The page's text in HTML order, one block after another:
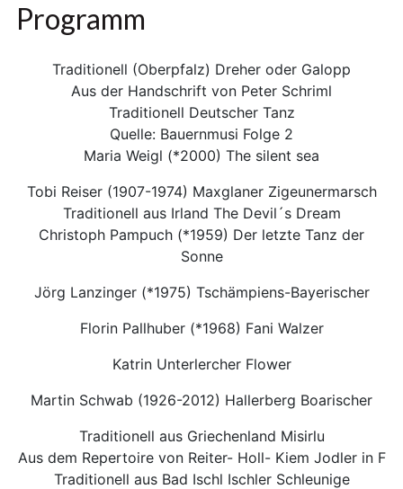
Programm
Traditionell (Oberpfalz) Dreher oder Galopp
Aus der Handschrift von Peter Schriml
Traditionell Deutscher Tanz
Quelle: Bauernmusi Folge 2
Maria Weigl (*2000) The silent sea
Tobi Reiser (1907-1974) Maxglaner Zigeunermarsch
Traditionell aus Irland The Devil´s Dream
Christoph Pampuch (*1959) Der letzte Tanz der
Sonne
Jörg Lanzinger (*1975) Tschämpiens-Bayerischer
Florin Pallhuber (*1968) Fani Walzer
Katrin Unterlercher Flower
Martin Schwab (1926-2012) Hallerberg Boarischer
Traditionell aus Griechenland Misirlu
Aus dem Repertoire von Reiter- Holl- Kiem Jodler in F
Traditionell aus Bad Ischl Ischler Schleunige